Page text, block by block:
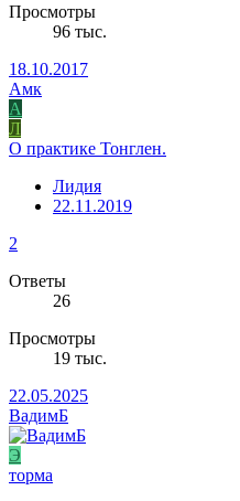
Просмотры
96 тыс.
18.10.2017
Амк
А
Л
О практике Тонглен.
Лидия
22.11.2019
2
Ответы
26
Просмотры
19 тыс.
22.05.2025
ВадимБ
Э
торма